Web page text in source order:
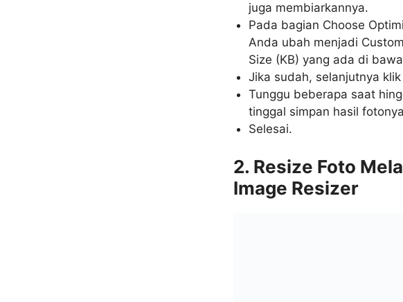
juga membiarkannya.
Pada bagian Choose
Anda ubah menjadi
Size (KB) yang ada di
Jika sudah, selanjutnya klik
Tunggu beberapa saat
tinggal simpan hasil
Selesai.
2. Resize Foto
Image Resizer